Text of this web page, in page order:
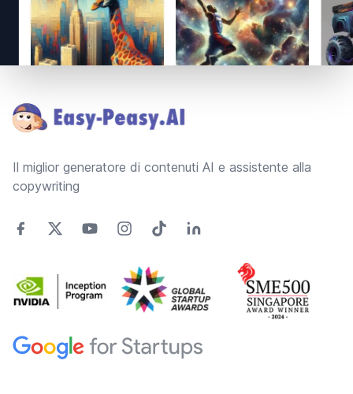
Il miglior generatore di contenuti AI e assistente alla
copywriting